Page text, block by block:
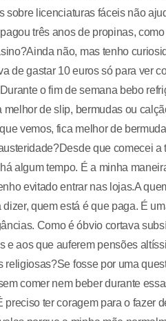
sobre licenciaturas fáceis não
três anos de propinas,
não, mas tenho
de gastar 10 euros só para ver
o fim de semana bebo
melhor de slip, bermudas ou
vemos, fica melhor de
que comecei
algum tempo. É a minha
evitado entrar nas lojas.A
dizer, quem está é que paga. É
Como é óbvio cortava
e aos que auferem pensões
religiosas?Se fosse por uma
comer nem beber durante
preciso ter coragem para o fazer